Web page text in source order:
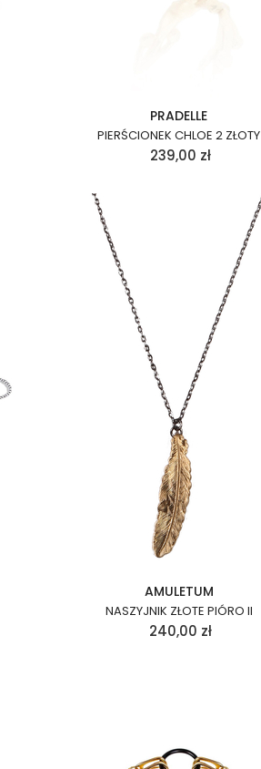
PRADELLE
PIERŚCIONEK CHLOE 2 ZŁOTY
239,00 zł
AMULETUM
NASZYJNIK ZŁOTE PIÓRO II
240,00 zł